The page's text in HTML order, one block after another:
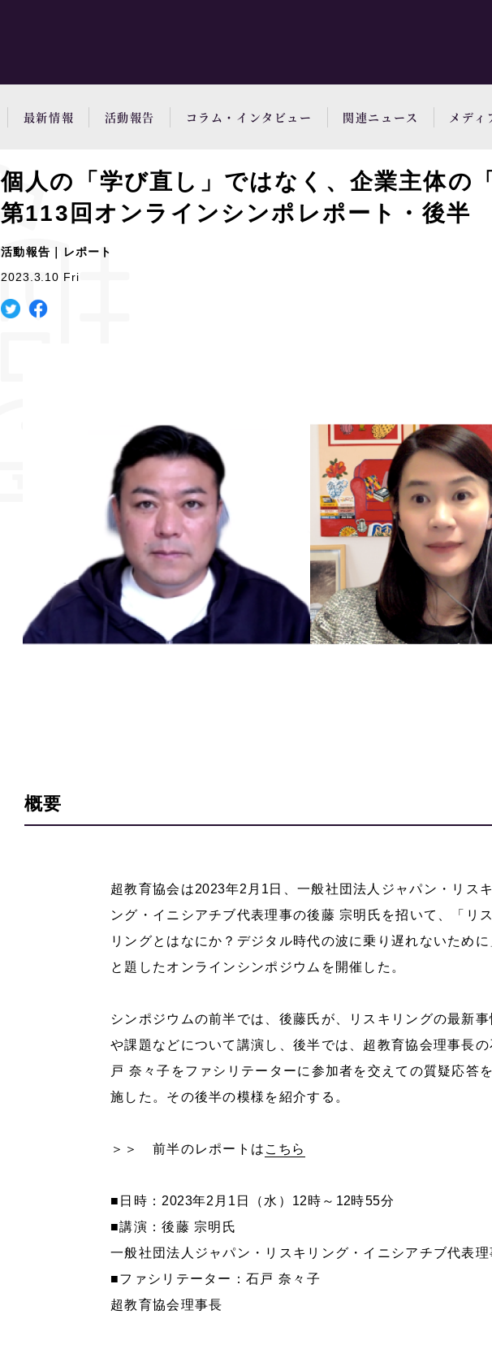
最新情報 活動報告 コラム・インタビュー 関連ニュース メディ
個人の「学び直し」ではなく、企業主体の
第113回オンラインシンポレポート・後半
活動報告｜レポート
2023.3.10 Fri
概要
超教育協会は2023年2 月 1 日、一般社団法人ジャパン・リス
ング・イニシアチブ代表理事の後藤 宗明氏を招いて、「リ
リングとはなにか？デジタル時代の波に乗り遅れないため
と題したオンラインシンポジウムを開催した。
シンポジウムの前半では、後藤氏が、リスキリングの最新
や課題などについて講演し、後半では、超教育協会理事長の
戸 奈々子をファシリテーターに参加者を交えての質疑応答
施した。その後半の模様を紹介する。
＞＞ 前半のレポートは こちら
■日時： 2023年2 月 1 日（水） 12時～ 12時55分
■講演：後藤 宗明氏
一般社団法人ジャパン・リスキリング・イニシアチブ代表理
■ファシリテーター：石戸 奈々子
超教育協会理事長